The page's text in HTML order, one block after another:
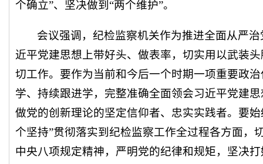
个确立”、坚决做到“两个维护”。
会议强调，纪检监察机关作为推进全面从严
近平党建思想上带好头、做表率，切实用以武装
切工作。要作为当前和今后一个时期一项重要政
学、持续跟进学，完整准确全面领会习近平党建
做党的创新理论的坚定信仰者、忠实实践者。要
个坚持”贯彻落实到纪检监察工作全过程各方面，
中央八项规定精神，严明党的纪律和规矩，坚决